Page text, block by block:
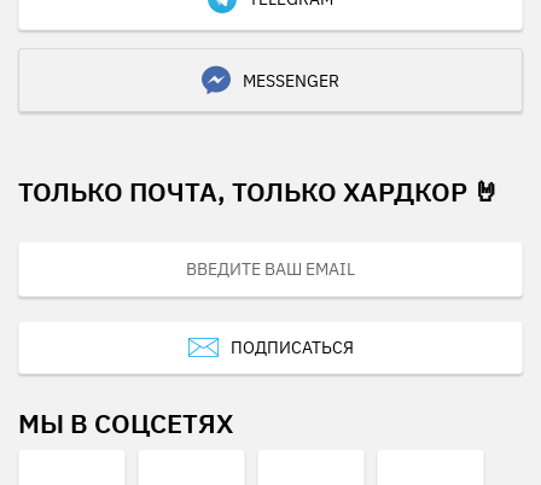
MESSENGER
ТОЛЬКО ПОЧТА, ТОЛЬКО ХАРДКОР 🤘
ПОДПИСАТЬСЯ
МЫ В СОЦСЕТЯХ